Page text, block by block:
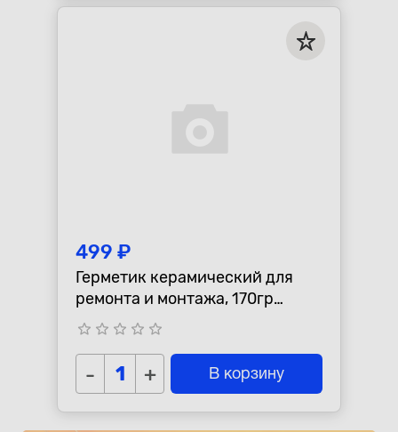
499 ₽
Герметик керамический для
ремонта и монтажа, 170гр
"Abro"
star_border star_border star_border star_border star_border
- + В корзину